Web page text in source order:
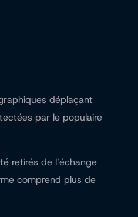
déplaçant
par le populaire
retirés de l’échange
comprend plus de